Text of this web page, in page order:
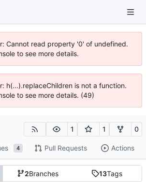
Cannot read property '0' of undefined.
to see more details.
h(...).replaceChildren is not a function.
to see more details. (49)
1 1 0
4 Pull Requests Actions
2Branches 13Tags